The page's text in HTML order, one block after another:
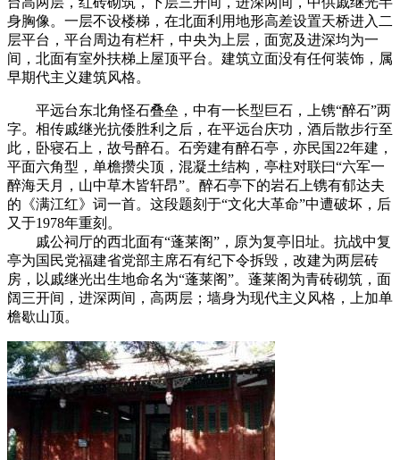
身胸像。一层不设楼梯，在北面利用地形高差设置天桥进入二
层平台，平台周边有栏杆，中央为上层，面宽及进深均为一
间，北面有室外扶梯上屋顶平台。建筑立面没有任何装饰，属
早期代主义建筑风格。
平远台东北角怪石叠垒，中有一长型巨石，上镌“醉石”两
字。相传戚继光抗倭胜利之后，在平远台庆功，酒后散步行至
此，卧寝石上，故号醉石。石旁建有醉石亭，亦民国22年建，
平面六角型，单檐攒尖顶，混凝土结构，亭柱对联曰“六军一
醉海天月，山中草木皆轩昂”。醉石亭下的岩石上镌有郁达夫
的《满江红》词一首。这段题刻于“文化大革命”中遭破坏，后
又于1978年重刻。
戚公祠厅的西北面有“蓬莱阁”，原为复亭旧址。抗战中复
亭为国民党福建省党部主席石有纪下令拆毁，改建为两层砖
房，以戚继光出生地命名为“蓬莱阁”。蓬莱阁为青砖砌筑，面
阔三开间，进深两间，高两层；墙身为现代主义风格，上加单
檐歇山顶。